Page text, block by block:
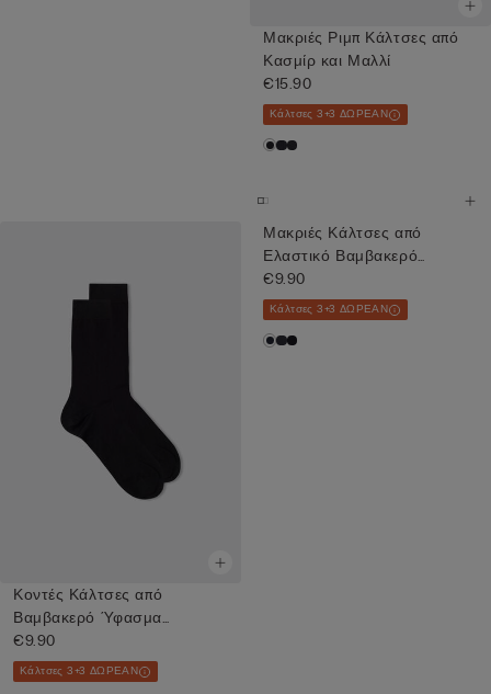
Μακριές Ριμπ Κάλτσες από
Κασμίρ και Μαλλί
€15.90
Κάλτσες 3+3 ΔΩΡΕΑΝ
Κοντές Κάλτσες από
Βαμβακερό Ύφασμα
Superior
€9.90
Κάλτσες 3+3 ΔΩΡΕΑΝ
Μακριές Κάλτσες από
Ελαστικό Βαμβακερό
Ύφασμα Supe...
€9.90
Κάλτσες 3+3 ΔΩΡΕΑΝ